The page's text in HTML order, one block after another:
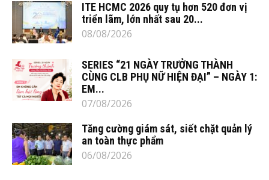
ITE HCMC 2026 quy tụ hơn 520 đơn vị
triển lãm, lớn nhất sau 20...
08/08/2026
SERIES “21 NGÀY TRƯỞNG THÀNH
CÙNG CLB PHỤ NỮ HIỆN ĐẠI” – NGÀY 1:
EM...
07/08/2026
Tăng cường giám sát, siết chặt quản lý
an toàn thực phẩm
06/08/2026